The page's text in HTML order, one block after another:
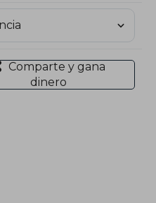
Comparte y gana
dinero